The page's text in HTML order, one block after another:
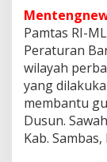
l
a
P
Pamtas RI-
Peraturan
wilayah
yang
membantu
Dusun.
Kab.